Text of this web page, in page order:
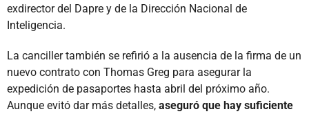
exdirector del Dapre y de la Dirección Nacional de
Inteligencia.
La canciller también se refirió a la ausencia de la firma de un
nuevo contrato con Thomas Greg para asegurar la
expedición de pasaportes hasta abril del próximo año.
Aunque evitó dar más detalles, aseguró que hay suficiente